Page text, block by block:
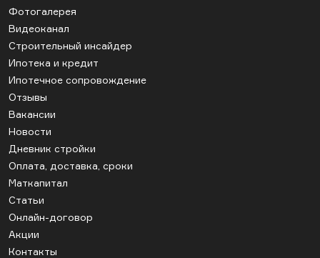
Фотогалерея
Видеоканал
Строительный инсайдер
Ипотека и кредит
Ипотечное сопровождение
Отзывы
Вакансии
Новости
Дневник стройки
Оплата, доставка, сроки
Маткапитал
Статьи
Онлайн-договор
Акции
Контакты